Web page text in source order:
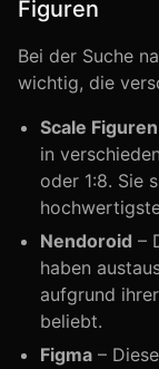
Figuren
Bei der Suche
wichtig, die
Scale Figuren
in
oder 1:8. Sie
Nendoroid –
haben
aufgrund
beliebt.
Figma –